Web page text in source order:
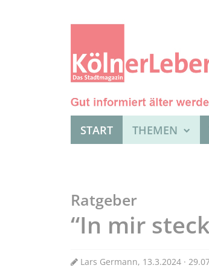
START THEMEN
Ratgeber
“In mir
Lars Germann, 13.3.2024 ·